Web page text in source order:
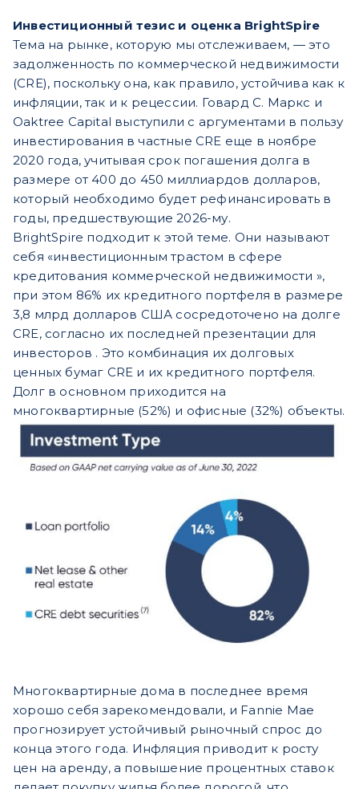
Инвестиционный тезис и оценка BrightSpire
Тема на рынке, которую мы отслеживаем, — это
задолженность по коммерческой недвижимости
(CRE), поскольку она, как правило, устойчива как к
инфляции, так и к рецессии. Говард С. Маркс и
Oaktree Capital выступили с аргументами в пользу
инвестирования в частные CRE еще в ноябре
2020 года, учитывая срок погашения долга в
размере от 400 до 450 миллиардов долларов,
который необходимо будет рефинансировать в
годы, предшествующие 2026-му.
BrightSpire подходит к этой теме. Они называют
себя «инвестиционным трастом в сфере
кредитования коммерческой недвижимости »,
при этом 86% их кредитного портфеля в размере
3,8 млрд долларов США сосредоточено на долге
CRE, согласно их последней презентации для
инвесторов . Это комбинация их долговых
ценных бумаг CRE и их кредитного портфеля.
Долг в основном приходится на
многоквартирные (52%) и офисные (32%) объекты.
Многоквартирные дома в последнее время
хорошо себя зарекомендовали, и Fannie Mae
прогнозирует устойчивый рыночный спрос до
конца этого года. Инфляция приводит к росту
цен на аренду, а повышение процентных ставок